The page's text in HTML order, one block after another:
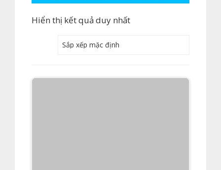
Hiển thị kết quả duy nhất